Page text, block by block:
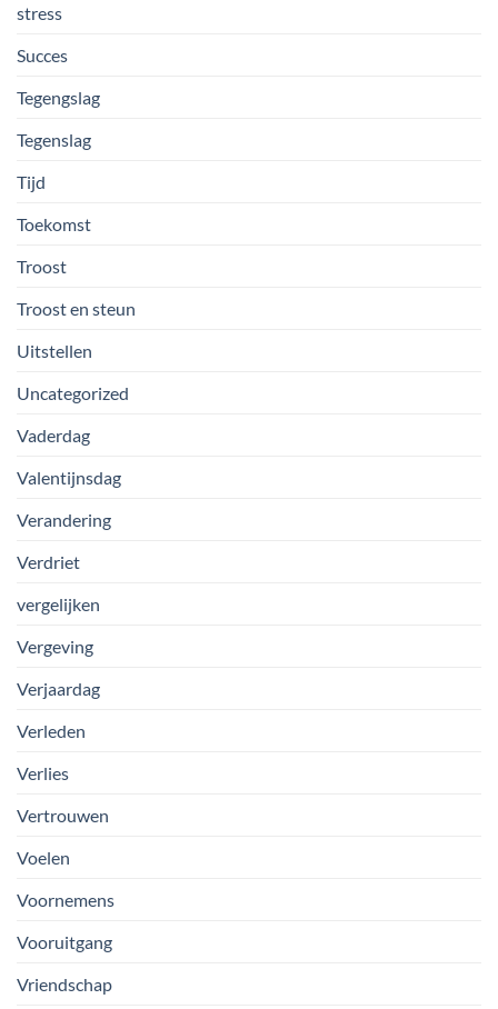
stress
Succes
Tegengslag
Tegenslag
Tijd
Toekomst
Troost
Troost en steun
Uitstellen
Uncategorized
Vaderdag
Valentijnsdag
Verandering
Verdriet
vergelijken
Vergeving
Verjaardag
Verleden
Verlies
Vertrouwen
Voelen
Voornemens
Vooruitgang
Vriendschap